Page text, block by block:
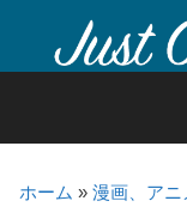
content
ホーム » 漫画、ア